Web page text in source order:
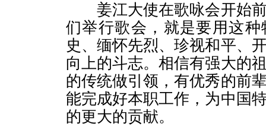
姜江大使在歌咏会开始前
们举行歌会，就是要用这
史、缅怀先烈、珍视和平、
向上的斗志。相信有强大的
的传统做引领，有优秀的前
能完成好本职工作，为中国
的更大的贡献。